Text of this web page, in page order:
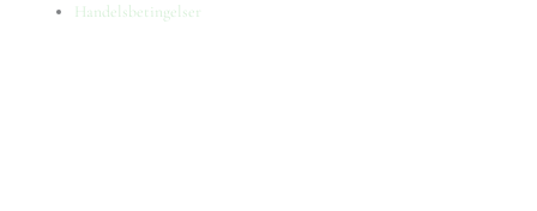
Handelsbetingelser